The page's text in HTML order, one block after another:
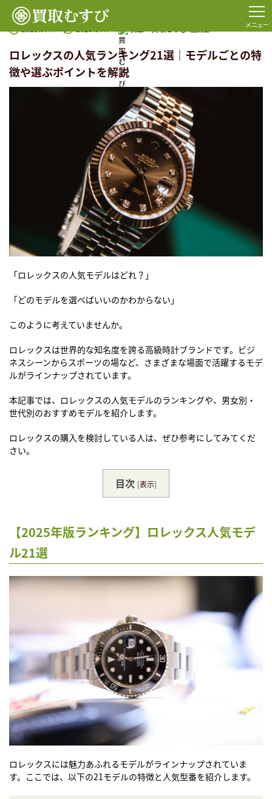
メニュー
TOP コラム一覧 ロレックスの人気ランキング21選｜モデルごとの特徴や選ぶポ
2025.07.4 2025.07.4 執筆：買取むすび 編集部
ロレックスの人気ランキング21選｜モデルごとの特
徴や選ぶポイントを解説
「ロレックスの人気モデルはどれ？」
「どのモデルを選べばいいのかわからない」
このように考えていませんか。
ロレックスは世界的な知名度を誇る高級時計ブランドです。ビジ
ネスシーンからスポーツの場など、さまざまな場面で活躍するモデ
ルがラインナップされています。
本記事では、ロレックスの人気モデルのランキングや、男女別・
世代別のおすすめモデルを紹介します。
ロレックスの購入を検討している人は、ぜひ参考にしてみてくだ
さい。
目次 [表示]
【2025年版ランキング】ロレックス人気モデ
ル21選
ロレックスには魅力あふれるモデルがラインナップされていま
す。ここでは、以下の21モデルの特徴と人気型番を紹介します。